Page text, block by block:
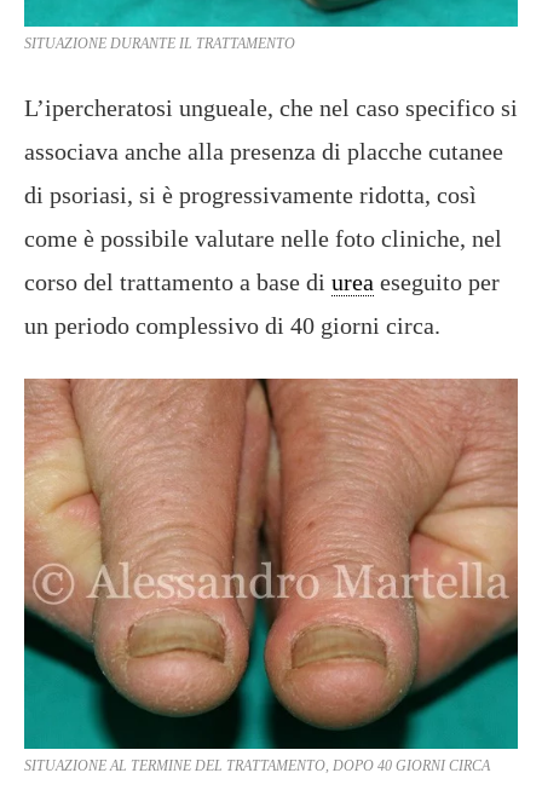
SITUAZIONE DURANTE IL TRATTAMENTO
L’ipercheratosi ungueale, che nel caso specifico si
associava anche alla presenza di placche cutanee
di psoriasi, si è progressivamente ridotta, così
come è possibile valutare nelle foto cliniche, nel
corso del trattamento a base di urea eseguito per
un periodo complessivo di 40 giorni circa.
SITUAZIONE AL TERMINE DEL TRATTAMENTO, DOPO 40 GIORNI CIRCA